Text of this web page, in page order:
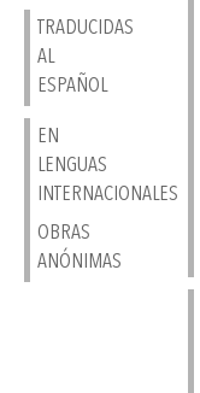
TRADUCIDAS
AL
ESPAÑOL
EN
LENGUAS
INTERNACIONALES
OBRAS
ANÓNIMAS